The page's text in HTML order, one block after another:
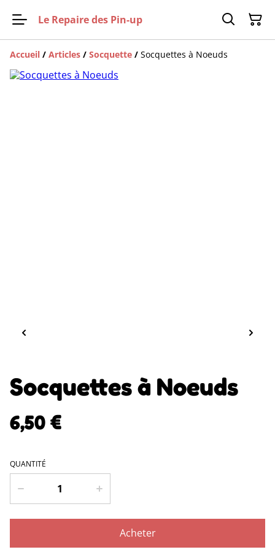
Le Repaire des Pin-up
Accueil / Articles / Socquette / Socquettes à Noeuds
Socquettes à Noeuds
6,50 €
QUANTITÉ
Acheter